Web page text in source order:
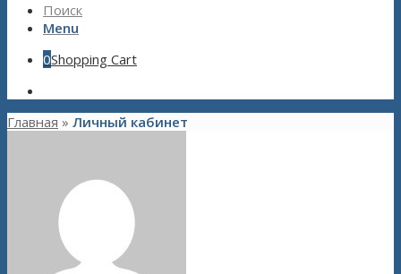
Поиск
Menu
0Shopping Cart
Главная » Личный кабинет